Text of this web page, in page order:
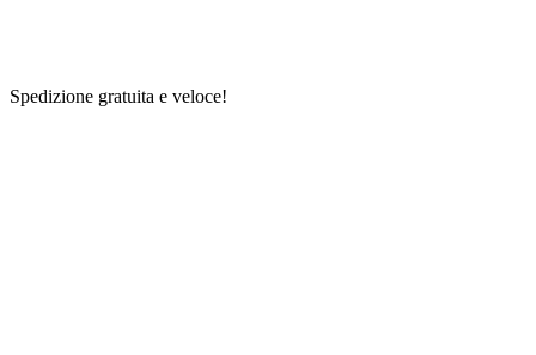
Spedizione gratuita e veloce!